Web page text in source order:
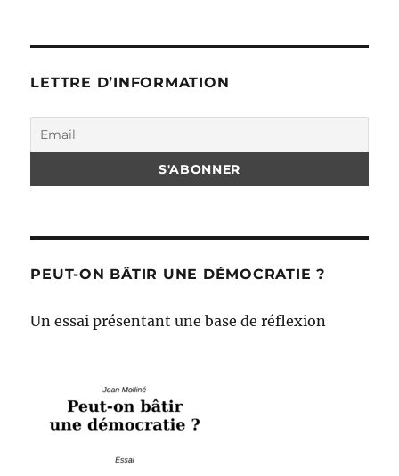
LETTRE D’INFORMATION
PEUT-ON BÂTIR UNE DÉMOCRATIE ?
Un essai présentant une base de réflexion